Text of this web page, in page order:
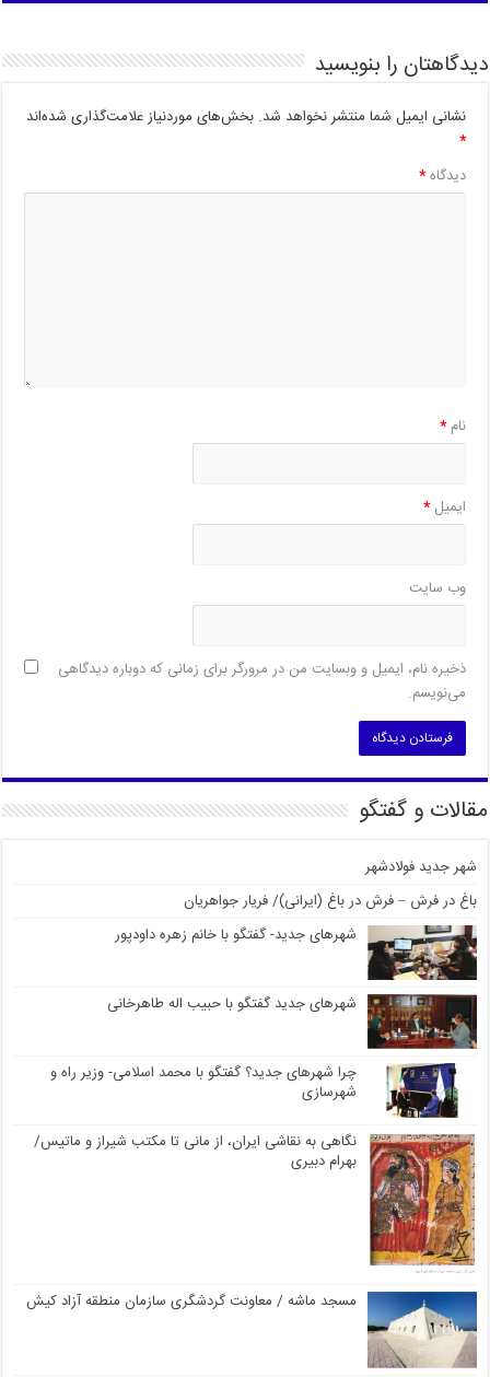
دیدگاهتان را بنویسید
نشانی ایمیل شما منتشر نخواهد شد. بخش‌های موردنیاز علامت‌گذاری شده‌اند
*
دیدگاه*
نام*
ایمیل*
وب‌ سایت
ذخیره نام، ایمیل و وبسایت من در مرورگر برای زمانی که دوباره دیدگاهی
می‌نویسم.
مقالات و گفتگو
شهر جدید فولادشهر
باغ در فرش – فرش در باغ (ایرانی)/ فریار جواهریان
شهرهای جدید- گفتگو با خانم زهره داودپور
شهرهای جدید گفتگو با حبیب اله طاهرخانی
چرا شهرهای جدید؟ گفتگو با محمد اسلامی- وزیر راه و
شهرسازی
نگاهی به نقاشی ایران، از مانی تا مکتب شیراز و ماتیس/
بهرام دبیری
مسجد ماشه / معاونت گردشگری سازمان منطقه آزاد کیش